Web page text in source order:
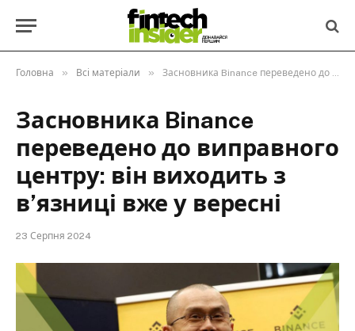
Головна » Всі матеріали » Засновника Binance переведено до виправного центру: він виходить з в’язниці вже у вересні
Засновника Binance
переведено до виправного
центру: він виходить з
в’язниці вже у вересні
23 Серпня 2024